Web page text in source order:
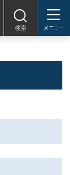
検索 メニュー